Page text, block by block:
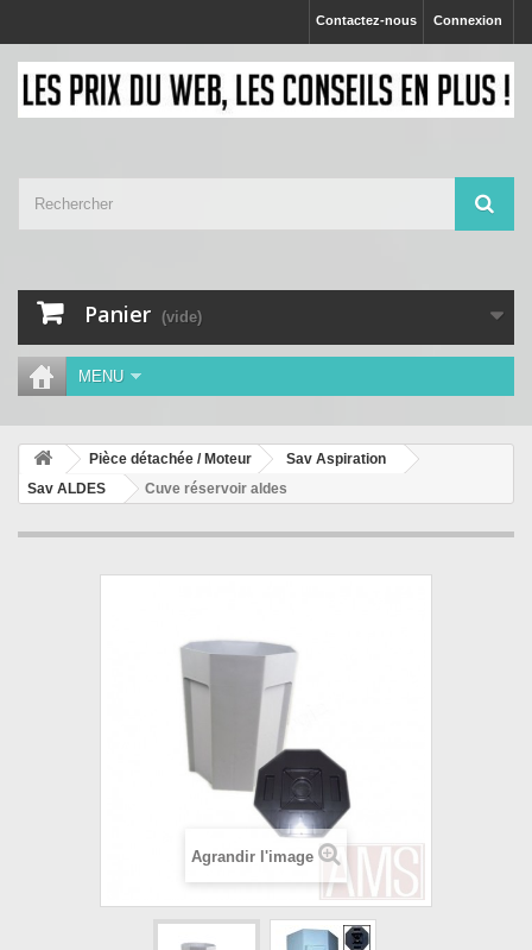
Connexion
Contactez-nous
Panier (vide)
MENU
Pièce détachée / Moteur
Sav Aspiration
Sav ALDES
Cuve réservoir aldes
Agrandir l'image